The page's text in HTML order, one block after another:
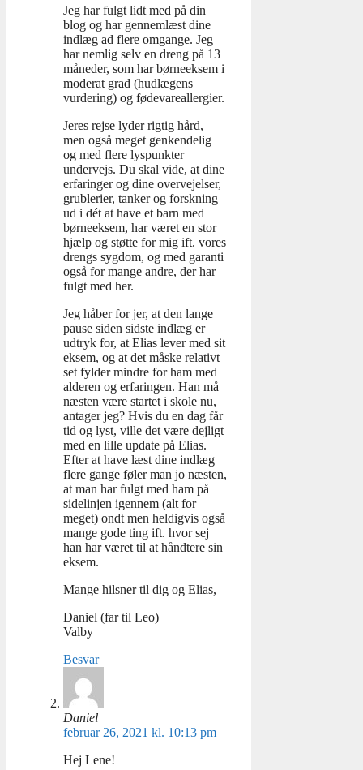
Jeg har fulgt lidt med på din
blog og har gennemlæst dine
indlæg ad flere omgange. Jeg
har nemlig selv en dreng på 13
måneder, som har børneeksem i
moderat grad (hudlægens
vurdering) og fødevareallergier.
Jeres rejse lyder rigtig hård,
men også meget genkendelig
og med flere lyspunkter
undervejs. Du skal vide, at dine
erfaringer og dine overvejelser,
grublerier, tanker og forskning
ud i dét at have et barn med
børneeksem, har været en stor
hjælp og støtte for mig ift. vores
drengs sygdom, og med garanti
også for mange andre, der har
fulgt med her.
Jeg håber for jer, at den lange
pause siden sidste indlæg er
udtryk for, at Elias lever med sit
eksem, og at det måske relativt
set fylder mindre for ham med
alderen og erfaringen. Han må
næsten være startet i skole nu,
antager jeg? Hvis du en dag får
tid og lyst, ville det være dejligt
med en lille update på Elias.
Efter at have læst dine indlæg
flere gange føler man jo næsten,
at man har fulgt med ham på
sidelinjen igennem (alt for
meget) ondt men heldigvis også
mange gode ting ift. hvor sej
han har været til at håndtere sin
eksem.
Mange hilsner til dig og Elias,
Daniel (far til Leo)
Valby
Besvar
Daniel
februar 26, 2021 kl. 10:13 pm
Hej Lene!